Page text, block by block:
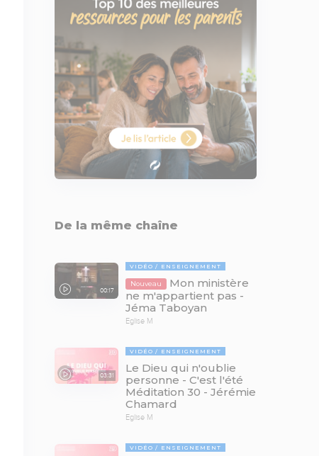
De la même chaîne
00:17
VIDÉO ENSEIGNEMENT
Nouveau
Mon ministère
ne m'appartient pas -
Jéma Taboyan
Eglise M
03:31
VIDÉO ENSEIGNEMENT
Le Dieu qui n'oublie
personne - C'est l'été
Méditation 30 - Jérémie
Chamard
Eglise M
VIDÉO ENSEIGNEMENT